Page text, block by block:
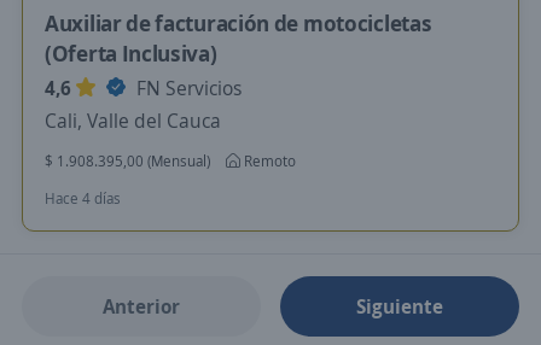
Auxiliar de facturación de motocicletas
(Oferta Inclusiva)
4,6
FN Servicios
Cali, Valle del Cauca
$ 1.908.395,00 (Mensual)
Remoto
Hace 4 días
Anterior Siguiente